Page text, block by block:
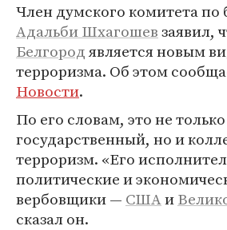
Член думского комитета по
Адальби Шхагошевзаявил,
Белгородявляется новым
терроризма. Об этом
Новости.
По его словам, это не только
государственный, но и
терроризм. «Его
политические и
вербовщики — СШАи
сказал он.